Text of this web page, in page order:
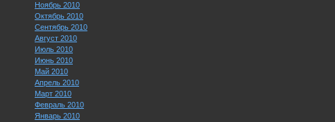
Ноябрь 2010
Октябрь 2010
Сентябрь 2010
Август 2010
Июль 2010
Июнь 2010
Май 2010
Апрель 2010
Март 2010
Февраль 2010
Январь 2010